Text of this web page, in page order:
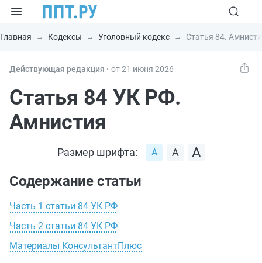
Главная Кодексы Уголовный кодекс Статья 84.
Действующая редакция ⸱ от 21 июня 2026
Статья 84 УК РФ.
Амнистия
Размер шрифта:
Содержание статьи
Часть 1 статьи 84 УК РФ
Часть 2 статьи 84 УК РФ
Материалы КонсультантПлюс